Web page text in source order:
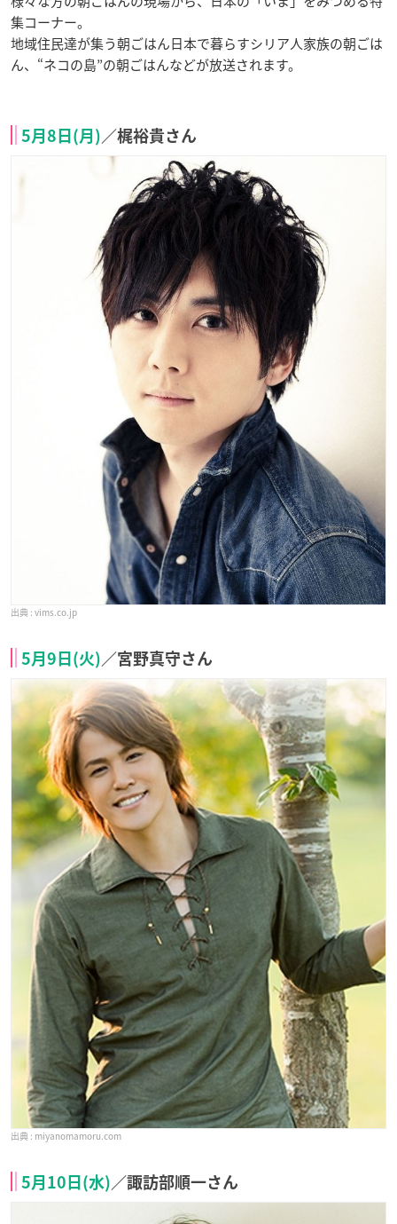
集コーナー。
地域住民達が集う朝ごはん日本で暮らすシリア人家族の朝ごは
ん、“ネコの島”の朝ごはんなどが放送されます。
5月8日(月) ／梶裕貴さん
vims.co.jp
5月9日(火) ／宮野真守さん
miyanomamoru.com
5月10日(水) ／諏訪部順一さん